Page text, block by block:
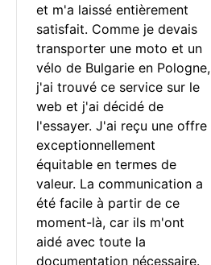
et m'a laissé entièrement
satisfait. Comme je devais
transporter une moto et un
vélo de Bulgarie en Pologne,
j'ai trouvé ce service sur le
web et j'ai décidé de
l'essayer. J'ai reçu une offre
exceptionnellement
équitable en termes de
valeur. La communication a
été facile à partir de ce
moment-là, car ils m'ont
aidé avec toute la
documentation nécessaire.